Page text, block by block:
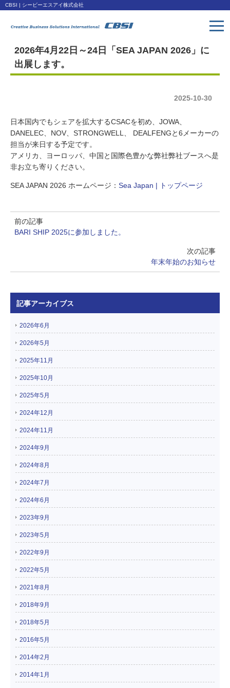
CBSI | シービーエスアイ株式会社
トップページ
会社概要
Company
ダウンロード
Access
求人・会社紹介
会社見学
2026年4月22日～24日「SEA JAPAN 2026」に
出展します。
2025-10-30
日本国内でもシェアを拡大するCSACを初め、JOWA、
DANELEC、NOV、STRONGWELL、 DEALFENGと6メーカーの
担当が来日する予定です。
アメリカ、ヨーロッパ、中国と国際色豊かな弊社弊社ブースへ是
非お立ち寄りください。
SEA JAPAN 2026 ホームページ： Sea Japan | トップページ
前の記事
BARI SHIP 2025に参加しました。
次の記事
年末年始のお知らせ
記事アーカイブス
2026年6月
2026年5月
2025年11月
2025年10月
2025年5月
2024年12月
2024年11月
2024年9月
2024年8月
2024年7月
2024年6月
2023年9月
2023年5月
2022年9月
2022年5月
2021年8月
2018年9月
2018年5月
2016年5月
2014年2月
2014年1月